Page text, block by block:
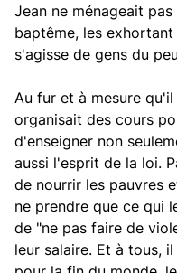
Jean ne ménageait
baptême, les
s'agisse de gens du
Au fur et à mesure
organisait des cours
d'enseigner non
aussi l'esprit de la loi.
de nourrir les pauvres
ne prendre que ce qui
de "ne pas faire de
leur salaire. Et à tous,